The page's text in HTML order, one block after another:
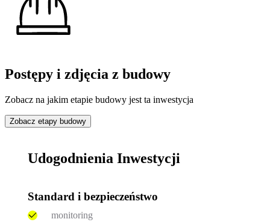
Postępy i zdjęcia z budowy
Zobacz na jakim etapie budowy jest ta inwestycja
Zobacz etapy budowy
Udogodnienia Inwestycji
Standard i bezpieczeństwo
monitoring